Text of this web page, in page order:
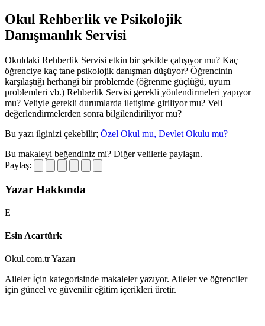
Okul Rehberlik ve Psikolojik
Danışmanlık Servisi
Okuldaki Rehberlik Servisi etkin bir şekilde çalışıyor mu? Kaç
öğrenciye kaç tane psikolojik danışman düşüyor? Öğrencinin
karşılaştığı herhangi bir problemde (öğrenme güçlüğü, uyum
problemleri vb.) Rehberlik Servisi gerekli yönlendirmeleri yapıyor
mu? Veliyle gerekli durumlarda iletişime giriliyor mu? Veli
değerlendirmelerden sonra bilgilendiriliyor mu?
Bu yazı ilginizi çekebilir; Özel Okul mu, Devlet Okulu mu?
Bu makaleyi beğendiniz mi? Diğer velilerle paylaşın.
Paylaş:
Yazar Hakkında
E
Esin Acartürk
Okul.com.tr Yazarı
Aileler İçin kategorisinde makaleler yazıyor. Aileler ve öğrenciler
için güncel ve güvenilir eğitim içerikleri üretir.